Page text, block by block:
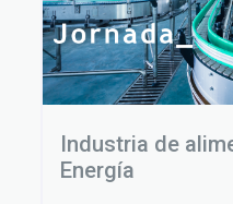
Industria de
Energía